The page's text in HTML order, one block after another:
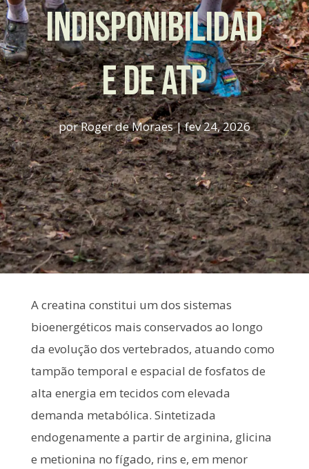
INDISPONIBILIDAD
E DE ATP
porRoger de Moraes|fev 24, 2026
A creatina constitui um dos sistemas
bioenergéticos mais conservados ao longo
da evolução dos vertebrados, atuando como
tampão temporal e espacial de fosfatos de
alta energia em tecidos com elevada
demanda metabólica. Sintetizada
endogenamente a partir de arginina, glicina
e metionina no fígado, rins e, em menor